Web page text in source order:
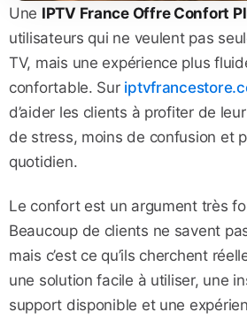
Une IPTV France Offre Confort
utilisateurs qui ne veulent pas
TV, mais une expérience plus
confortable. Sur
d’aider les clients à profiter de
de stress, moins de confusion et
quotidien.
Le confort est un argument très
Beaucoup de clients ne savent
mais c’est ce qu’ils cherchent
une solution facile à utiliser, une
support disponible et une